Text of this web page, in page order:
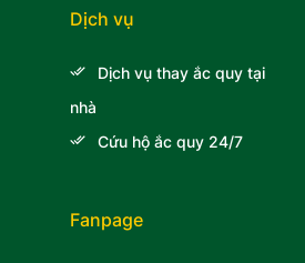
Dịch vụ
Dịch vụ thay ắc quy tại
nhà
Cứu hộ ắc quy 24/7
Fanpage